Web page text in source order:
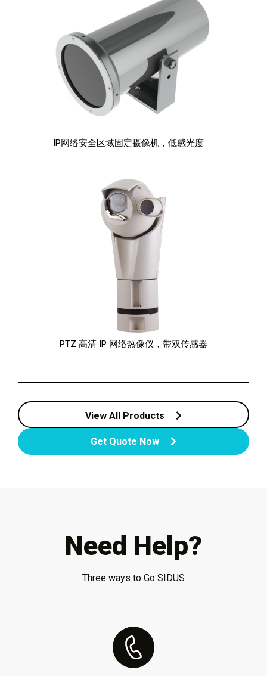
IP网络安全区域固定摄像机，低感光度
PTZ 高清 IP 网络热像仪，带双传感器
View All Products
Get Quote Now
Need Help?
Three ways to Go SIDUS